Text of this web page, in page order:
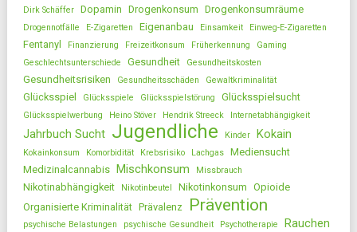
Dirk Schäffer
Dopamin Drogenkonsum Drogenkonsumräume
Drogennotfälle E-Zigaretten Eigenanbau Einsamkeit Einweg-E-Zigaretten
Fentanyl Finanzierung Freizeitkonsum Früherkennung
Gaming
Geschlechtsunterschiede
Gesundheit Gesundheitskosten
Gesundheitsrisiken Gesundheitsschäden Gewaltkriminalität
Glücksspiel Glücksspiele Glücksspielstörung Glücksspielsucht
Glücksspielwerbung Heino Stöver Hendrik Streeck Internetabhängigkeit
Jahrbuch Sucht Jugendliche Kinder Kokain
Kokainkonsum Komorbidität Krebsrisiko Lachgas
Mediensucht
Medizinalcannabis Mischkonsum Missbrauch
Nikotinabhängigkeit Nikotinbeutel Nikotinkonsum Opioide
Organisierte Kriminalität Prävalenz Prävention
psychische Belastungen psychische Gesundheit Psychotherapie
Rauchen